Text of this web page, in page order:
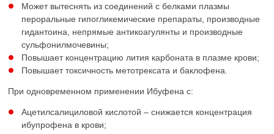
Может вытеснять из соединений с белками плазмы
пероральные гипогликемические препараты, производные
гидантоина, непрямые антикоагулянты и производные
сульфонилмочевины;
Повышает концентрацию лития карбоната в плазме крови;
Повышает токсичность метотрексата и баклофена.
При одновременном применении Ибуфена с:
Ацетилсалициловой кислотой – снижается концентрация
ибупрофена в крови;